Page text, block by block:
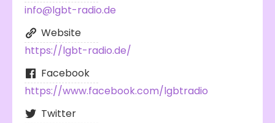
info@lgbt-radio.de
Website
https://lgbt-radio.de/
Facebook
https://www.facebook.com/lgbtradio
Twitter